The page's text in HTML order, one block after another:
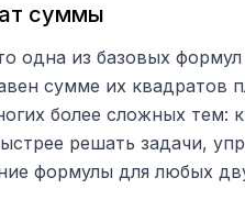
суммы
одна из базовых формул
сумме их квадратов
более сложных тем:
решать задачи,
формулы для любых